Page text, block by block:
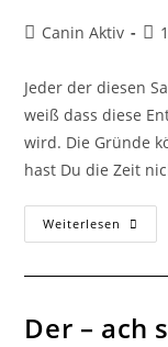
Canin Aktiv
Jeder der diesen
weiß dass diese
wird. Die Gründe
hast Du die Zeit
Weiterlesen
Der – ach